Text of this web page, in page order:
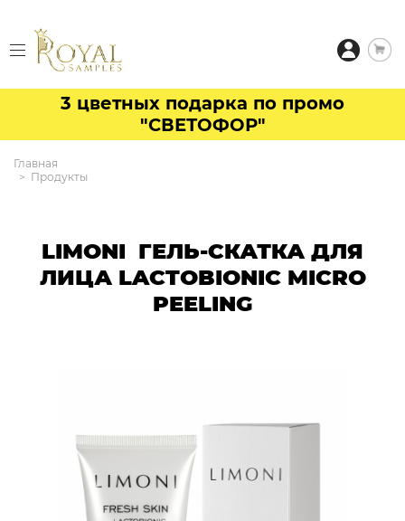
3 цветных подарка по промо
"СВЕТОФОР"
Главная
Продукты
LIMONI ГЕЛЬ-СКАТКА ДЛЯ
ЛИЦА LACTOBIONIC MICRO
PEELING